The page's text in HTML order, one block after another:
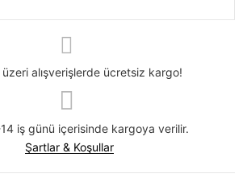
alışverişlerde ücretsiz kargo!
iş günü içerisinde kargoya verilir.
Şartlar & Koşullar